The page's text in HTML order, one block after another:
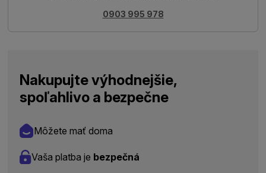
0903 995 978
Nakupujte výhodnejšie,
spoľahlivo a bezpečne
Môžete mať doma
Vaša platba je bezpečná